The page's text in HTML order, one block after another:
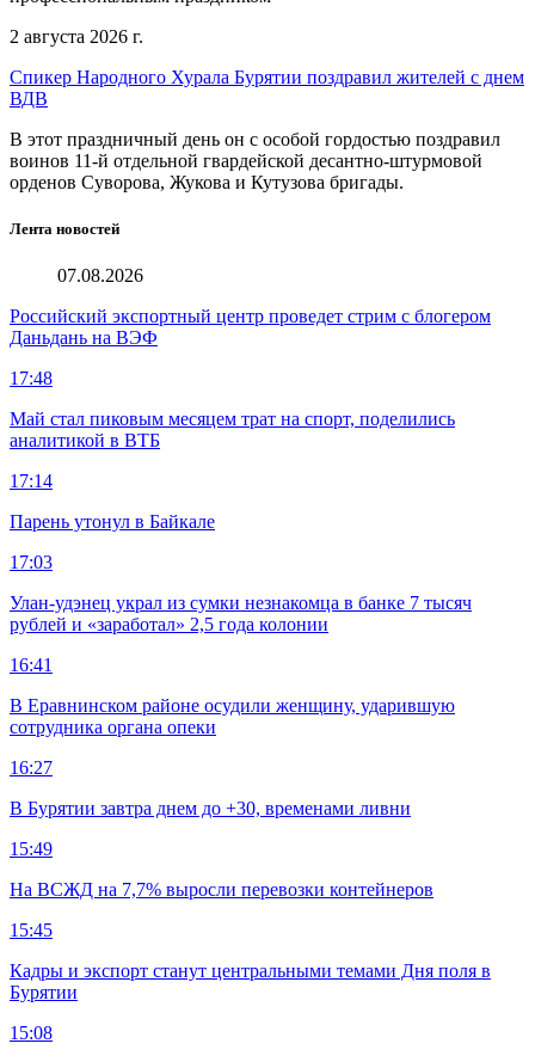
2 августа 2026 г.
Спикер Народного Хурала Бурятии поздравил жителей с днем
ВДВ
В этот праздничный день он с особой гордостью поздравил
воинов 11-й отдельной гвардейской десантно-штурмовой
орденов Суворова, Жукова и Кутузова бригады.
Лента новостей
07.08.2026
Российский экспортный центр проведет стрим с блогером
Даньдань на ВЭФ
17:48
Май стал пиковым месяцем трат на спорт, поделились
аналитикой в ВТБ
17:14
Парень утонул в Байкале
17:03
Улан-удэнец украл из сумки незнакомца в банке 7 тысяч
рублей и «заработал» 2,5 года колонии
16:41
В Еравнинском районе осудили женщину, ударившую
сотрудника органа опеки
16:27
В Бурятии завтра днем до +30, временами ливни
15:49
На ВСЖД на 7,7% выросли перевозки контейнеров
15:45
Кадры и экспорт станут центральными темами Дня поля в
Бурятии
15:08